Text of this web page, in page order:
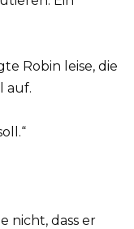
Robin leise, die
auf.
nicht, dass er